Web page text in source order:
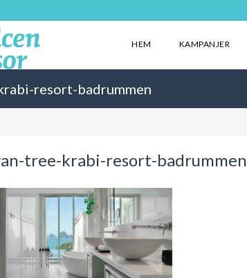
HEM KAMPANJER
resort-badrummen
tree-krabi-resort-badrummen